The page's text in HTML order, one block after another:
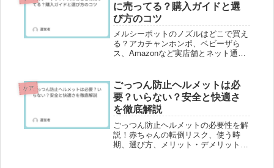
記...
に売ってる？購入ガイドと選
び方のコツ
メルシーポットのノズルはどこで買え
る？アカチャンホンポ、ベビーザら
ス、Amazonなど実店舗とネット通販
ケア
ごっつん防止ヘルメットは必
要？いらない？安全と快適さ
を徹底解説
ごっつん防止ヘルメットの必要性を解
説！赤ちゃんの転倒リスク、使う時
期、選び方、メリット・デメリットを